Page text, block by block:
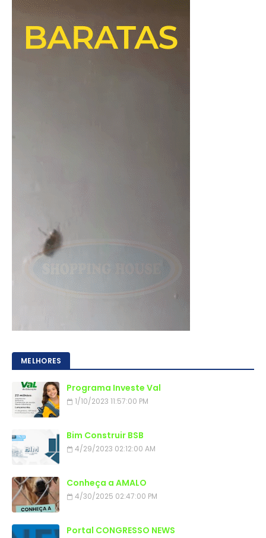
MELHORES
Programa Investe Val
1/10/2023 11:57:00 PM
Bim Construir BSB
4/29/2023 02:12:00 AM
Conheça a AMALO
4/30/2025 02:47:00 PM
Portal CONGRESSO NEWS